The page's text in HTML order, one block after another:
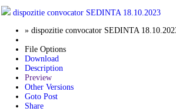
dispozitie convocator SEDINTA 18.10.2023
» dispozitie convocator SEDINTA
File Options
Download
Description
Preview
Other Versions
Goto Post
Share